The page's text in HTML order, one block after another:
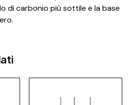
di carbonio più sottile e la base